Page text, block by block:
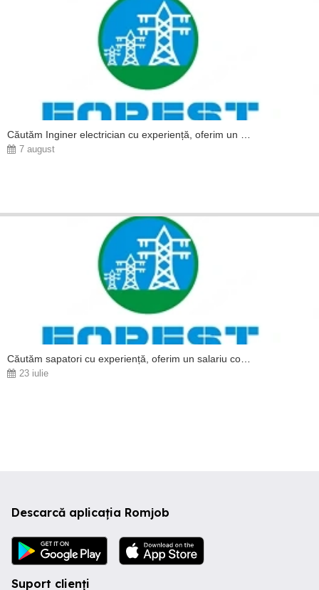
Căutăm Inginer electrician cu experiență, oferim un salariu corect, bonusuri și beneficii!
7 august
Căutăm sapatori cu experiență, oferim un salariu corect și beneficii!
23 iulie
Descarcă aplicația Romjob
Suport clienți